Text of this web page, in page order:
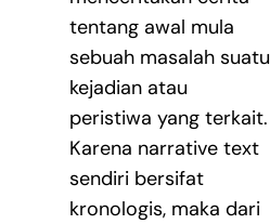
tentang awal mula
sebuah masalah suatu
kejadian atau
peristiwa yang terkait.
Karena narrative text
sendiri bersifat
kronologis, maka dari